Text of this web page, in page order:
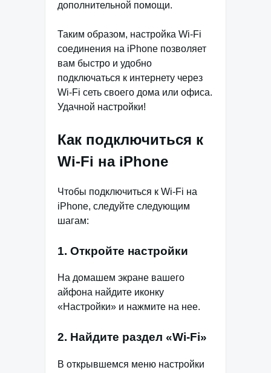
дополнительной помощи.
Таким образом, настройка Wi-Fi
соединения на iPhone позволяет
вам быстро и удобно
подключаться к интернету через
Wi-Fi сеть своего дома или офиса.
Удачной настройки!
Как подключиться к
Wi-Fi на iPhone
Чтобы подключиться к Wi-Fi на
iPhone, следуйте следующим
шагам:
1. Откройте настройки
На домашем экране вашего
айфона найдите иконку
«Настройки» и нажмите на нее.
2. Найдите раздел «Wi-Fi»
В открывшемся меню настройки